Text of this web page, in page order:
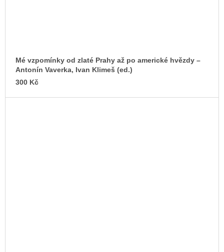
Mé vzpomínky od zlaté Prahy až po americké hvězdy –
Antonín Vaverka, Ivan Klimeš (ed.)
300 Kč